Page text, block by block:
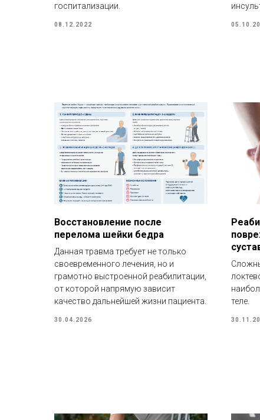
госпитализации.
08.12.2022
Восстановление после
перелома шейки бедра
Данная травма требует не только
своевременного лечения, но и
грамотно выстроенной реабилитации,
от которой напрямую зависит
качество дальнейшей жизни пациента.
30.04.2026
теле.